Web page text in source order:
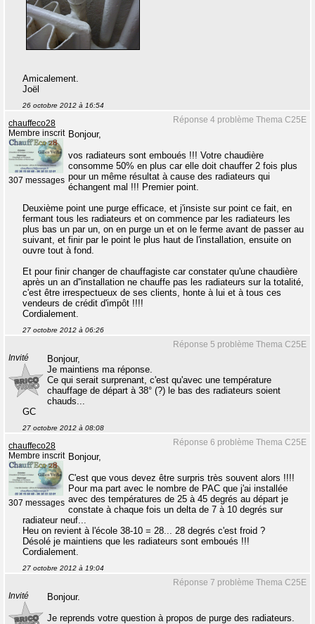
Amicalement.
Joël
26 octobre 2012 à 16:54
Réponse 4 problème Thema C25E
chauffeco28
Membre inscrit
307 messages
Bonjour,
vos radiateurs sont emboués !!! Votre chaudière
consomme 50% en plus car elle doit chauffer 2 fois plus
pour un même résultat à cause des radiateurs qui
échangent mal !!! Premier point.
Deuxième point une purge efficace, et j'insiste sur point ce fait, en
fermant tous les radiateurs et on commence par les radiateurs les
plus bas un par un, on en purge un et on le ferme avant de passer au
suivant, et finir par le point le plus haut de l'installation, ensuite on
ouvre tout à fond.
Et pour finir changer de chauffagiste car constater qu'une chaudière
après un an d''installation ne chauffe pas les radiateurs sur la totalité,
c'est être irrespectueux de ses clients, honte à lui et à tous ces
vendeurs de crédit d'impôt !!!!
Cordialement.
27 octobre 2012 à 06:26
Réponse 5 problème Thema C25E
Invité
Bonjour,
Je maintiens ma réponse.
Ce qui serait surprenant, c'est qu'avec une température
chauffage de départ à 38° (?) le bas des radiateurs soient
chauds...
GC
27 octobre 2012 à 08:08
Réponse 6 problème Thema C25E
chauffeco28
Membre inscrit
307 messages
Bonjour,
C'est que vous devez être surpris très souvent alors !!!!
Pour ma part avec le nombre de PAC que j'ai installée
avec des températures de 25 à 45 degrés au départ je
constate à chaque fois un delta de 7 à 10 degrés sur
radiateur neuf...
Heu on revient à l'école 38-10 = 28... 28 degrés c'est froid ?
Désolé je maintiens que les radiateurs sont emboués !!!
Cordialement.
27 octobre 2012 à 19:04
Réponse 7 problème Thema C25E
Invité
Bonjour.
Je reprends votre question à propos de purge des radiateurs.